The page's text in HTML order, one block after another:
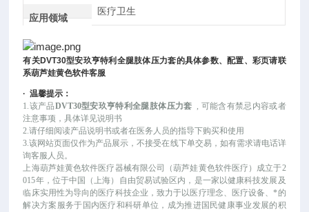
应用领域
医疗卫生
有关DVT30型安玖亨特利全腿肢体压力套的具体参数、配置、彩页请联
系葫芦娃黄色软件客服
·温馨提示：
1.该产品DVT30型安玖亨特利全腿肢体压力套 , 可能含有禁忌内容或者
注意事项，具体详见说明书
2.请仔细阅读产品说明书或者在医务人员的指导下购买和使用
3.该网站页面仅作为产品展示，不接受在线下单交易，如有需求请电话详
询客服人员。
上海葫芦娃黄色软件医疗器械有限公司（葫芦娃黄色软件医疗）成立于2
015年，位于中国（上海）自由贸易试验区内，是一家以健康科技发展及
临床实用性为导向的医疗科技企业，致力于以医疗理念、医疗设备、*的
解决方案服务于国内医疗和科研单位，成为推进国民健康事业发展的积